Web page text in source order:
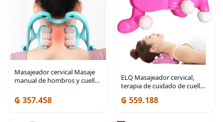
Masajeador cervical Masaje
manual de hombros y cuello
multifuncional para aliviar el
dolor de cuello (azul)
₲ 357.458
ELQ Masajeador cervical,
terapia de cuidado de cuello
hombro cuello corrector, para
hombros
₲ 559.188